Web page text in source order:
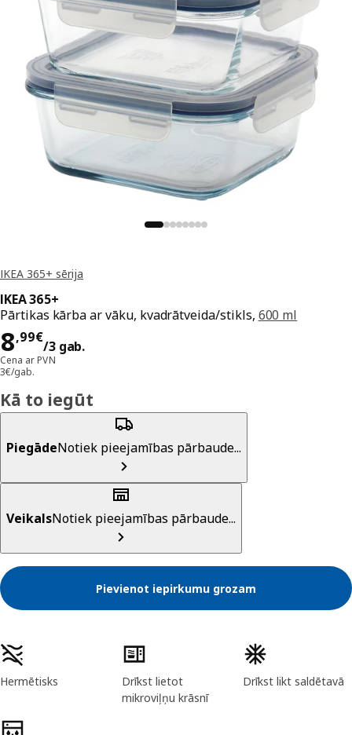
IKEA 365+ sērija
IKEA 365+
Pārtikas kārba ar vāku, kvadrātveida/stikls, 600 ml
8,99€
/3 gab.
Cena 8,99€/3 gab.
Cena ar PVN
3€/gab.
Kā to iegūt
PiegādeNotiek pieejamības pārbaude...
VeikalsNotiek pieejamības pārbaude...
Pievienot iepirkumu grozam
Preces īpašības
Hermētisks
Drīkst lietot
mikroviļņu krāsnī
Drīkst likt saldētavā